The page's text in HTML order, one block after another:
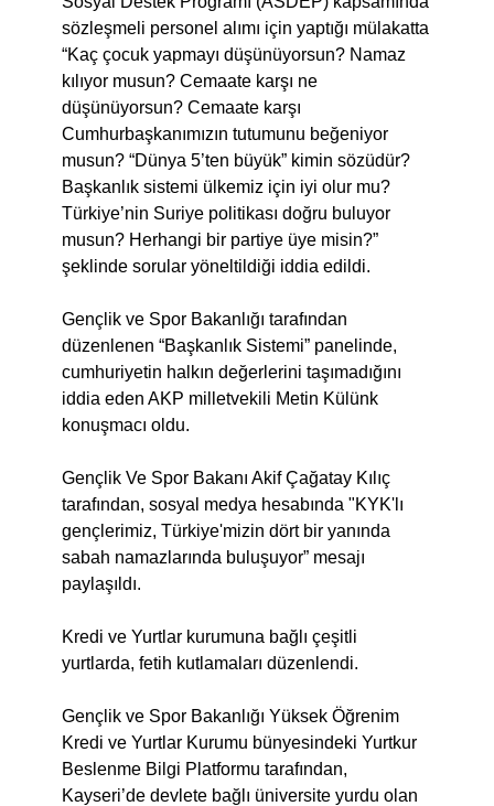
sözleşmeli personel alımı için yaptığı mülakatta
“Kaç çocuk yapmayı düşünüyorsun? Namaz
kılıyor musun? Cemaate karşı ne
düşünüyorsun? Cemaate karşı
Cumhurbaşkanımızın tutumunu beğeniyor
musun? “Dünya 5’ten büyük” kimin sözüdür?
Başkanlık sistemi ülkemiz için iyi olur mu?
Türkiye’nin Suriye politikası doğru buluyor
musun? Herhangi bir partiye üye misin?”
şeklinde sorular yöneltildiği iddia edildi.
Gençlik ve Spor Bakanlığı tarafından
düzenlenen “Başkanlık Sistemi” panelinde,
cumhuriyetin halkın değerlerini taşımadığını
iddia eden AKP milletvekili Metin Külünk
konuşmacı oldu.
Gençlik Ve Spor Bakanı Akif Çağatay Kılıç
tarafından, sosyal medya hesabında "KYK'lı
gençlerimiz, Türkiye'mizin dört bir yanında
sabah namazlarında buluşuyor” mesajı
paylaşıldı.
Kredi ve Yurtlar kurumuna bağlı çeşitli
yurtlarda, fetih kutlamaları düzenlendi.
Gençlik ve Spor Bakanlığı Yüksek Öğrenim
Kredi ve Yurtlar Kurumu bünyesindeki Yurtkur
Beslenme Bilgi Platformu tarafından,
Kayseri’de devlete bağlı üniversite yurdu olan